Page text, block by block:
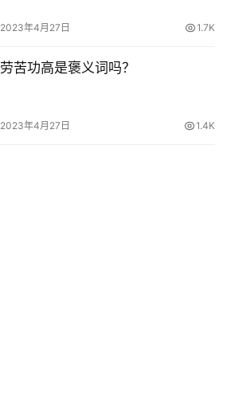
2023年4月27日 1.7K
劳苦功高是褒义词吗？
2023年4月27日 1.4K